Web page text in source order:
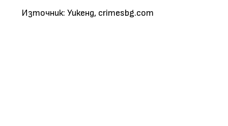
Източник: Уикенд, crimesbg.com